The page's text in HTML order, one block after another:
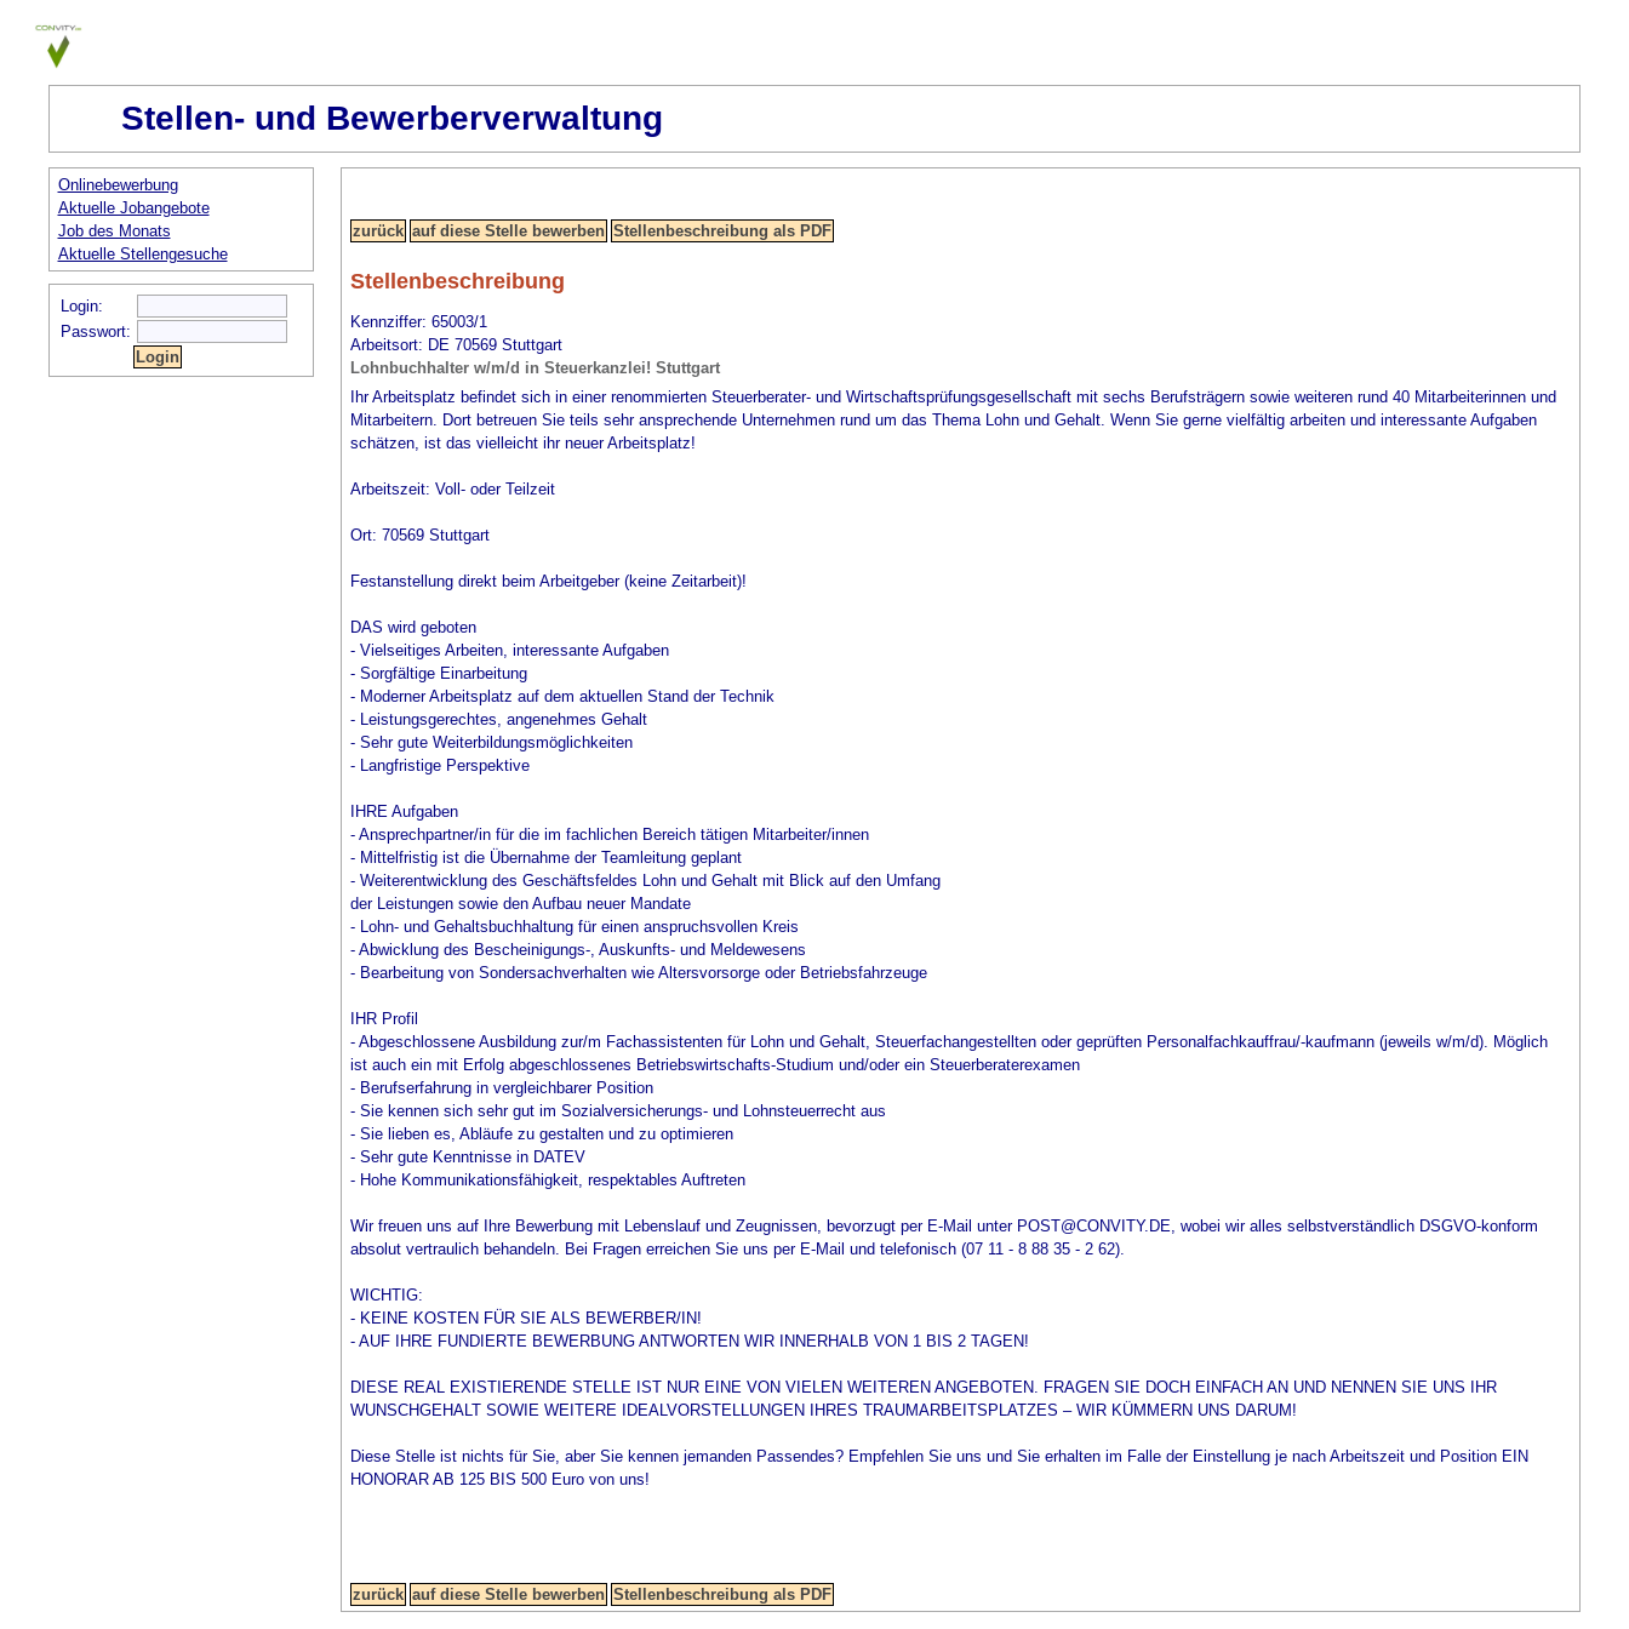
Stellen- und Bewerberverwaltung
Onlinebewerbung
Aktuelle Jobangebote
Job des Monats
Aktuelle Stellengesuche
Login:
Passwort:
Stellenbeschreibung
Kennziffer: 65003/1
Arbeitsort: DE 70569 Stuttgart
Lohnbuchhalter w/m/d in Steuerkanzlei! Stuttgart
Ihr Arbeitsplatz befindet sich in einer renommierten Steuerberater- und Wirtschaftsprüfungsgesellschaft mit sechs Berufsträgern sowie weiteren rund 40 Mitarbeiterinnen und
Mitarbeitern. Dort betreuen Sie teils sehr ansprechende Unternehmen rund um das Thema Lohn und Gehalt. Wenn Sie gerne vielfältig arbeiten und interessante Aufgaben
schätzen, ist das vielleicht ihr neuer Arbeitsplatz!
Arbeitszeit: Voll- oder Teilzeit
Ort: 70569 Stuttgart
Festanstellung direkt beim Arbeitgeber (keine Zeitarbeit)!
DAS wird geboten
- Vielseitiges Arbeiten, interessante Aufgaben
- Sorgfältige Einarbeitung
- Moderner Arbeitsplatz auf dem aktuellen Stand der Technik
- Leistungsgerechtes, angenehmes Gehalt
- Sehr gute Weiterbildungsmöglichkeiten
- Langfristige Perspektive
IHRE Aufgaben
- Ansprechpartner/in für die im fachlichen Bereich tätigen Mitarbeiter/innen
- Mittelfristig ist die Übernahme der Teamleitung geplant
- Weiterentwicklung des Geschäftsfeldes Lohn und Gehalt mit Blick auf den Umfang
der Leistungen sowie den Aufbau neuer Mandate
- Lohn- und Gehaltsbuchhaltung für einen anspruchsvollen Kreis
- Abwicklung des Bescheinigungs-, Auskunfts- und Meldewesens
- Bearbeitung von Sondersachverhalten wie Altersvorsorge oder Betriebsfahrzeuge
IHR Profil
- Abgeschlossene Ausbildung zur/m Fachassistenten für Lohn und Gehalt, Steuerfachangestellten oder geprüften Personalfachkauffrau/-kaufmann (jeweils w/m/d). Möglich
ist auch ein mit Erfolg abgeschlossenes Betriebswirtschafts-Studium und/oder ein Steuerberaterexamen
- Berufserfahrung in vergleichbarer Position
- Sie kennen sich sehr gut im Sozialversicherungs- und Lohnsteuerrecht aus
- Sie lieben es, Abläufe zu gestalten und zu optimieren
- Sehr gute Kenntnisse in DATEV
- Hohe Kommunikationsfähigkeit, respektables Auftreten
Wir freuen uns auf Ihre Bewerbung mit Lebenslauf und Zeugnissen, bevorzugt per E-Mail unter POST@CONVITY.DE, wobei wir alles selbstverständlich DSGVO-konform
absolut vertraulich behandeln. Bei Fragen erreichen Sie uns per E-Mail und telefonisch (07 11 - 8 88 35 - 2 62).
WICHTIG:
- KEINE KOSTEN FÜR SIE ALS BEWERBER/IN!
- AUF IHRE FUNDIERTE BEWERBUNG ANTWORTEN WIR INNERHALB VON 1 BIS 2 TAGEN!
DIESE REAL EXISTIERENDE STELLE IST NUR EINE VON VIELEN WEITEREN ANGEBOTEN. FRAGEN SIE DOCH EINFACH AN UND NENNEN SIE UNS IHR
WUNSCHGEHALT SOWIE WEITERE IDEALVORSTELLUNGEN IHRES TRAUMARBEITSPLATZES – WIR KÜMMERN UNS DARUM!
Diese Stelle ist nichts für Sie, aber Sie kennen jemanden Passendes? Empfehlen Sie uns und Sie erhalten im Falle der Einstellung je nach Arbeitszeit und Position EIN
HONORAR AB 125 BIS 500 Euro von uns!